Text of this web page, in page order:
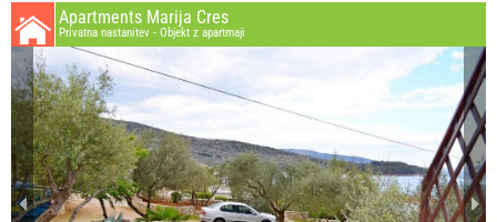
Apartments Marija Cres
Privatna nastanitev - Objekt z apartmaji